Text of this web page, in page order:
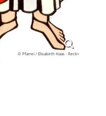
© Pfarrei / Elisabeth Haas - Reck+